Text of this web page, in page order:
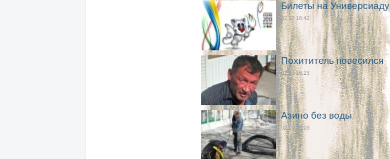
Билеты на Универсиаду
02.10 16:42
Похититель повесился
02.10 16:23
Азино без воды
02.10 16:03